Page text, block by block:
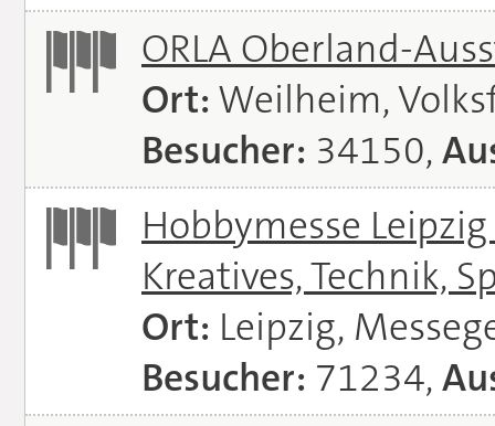
ORLA Oberland-
Ort: Weilheim,
Besucher: 34150,
Hobbymesse
Kreatives, Technik,
Ort: Leipzig,
Besucher: 71234,